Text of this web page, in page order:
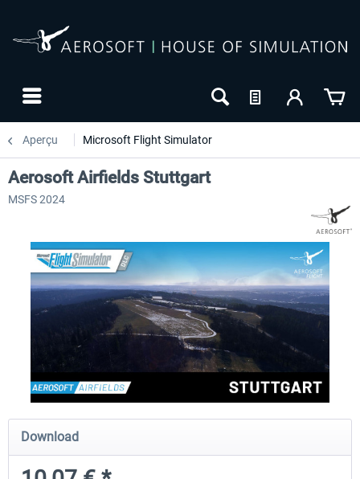
Aperçu Microsoft Flight Simulator
EmergencyDispatcherPro - 24h Free
Aerosoft Airfields Stuttgart
MSFS 2024
Download